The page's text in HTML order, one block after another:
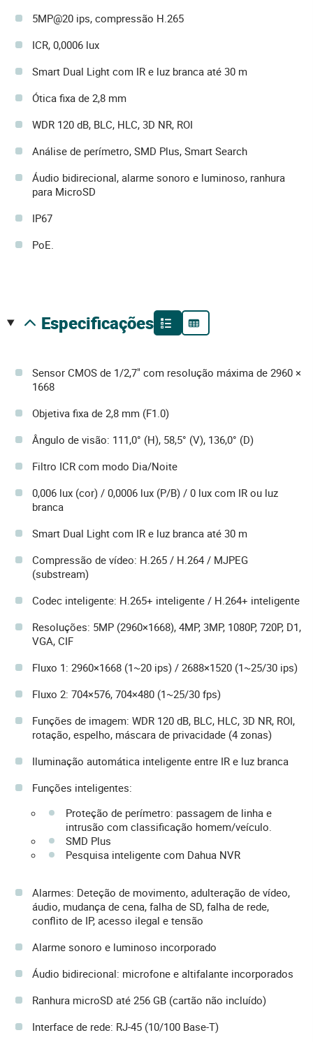
5MP@20 ips, compressão H.265
ICR, 0,0006 lux
Smart Dual Light com IR e luz branca até 30 m
Ótica fixa de 2,8 mm
WDR 120 dB, BLC, HLC, 3D NR, ROI
Análise de perímetro, SMD Plus, Smart Search
Áudio bidirecional, alarme sonoro e luminoso, ranhura
para MicroSD
IP67
PoE.
especificações
Sensor CMOS de 1/2,7" com resolução máxima de 2960 ×
1668
Objetiva fixa de 2,8 mm (F1.0)
Ângulo de visão: 111,0° (H), 58,5° (V), 136,0° (D)
Filtro ICR com modo Dia/Noite
0,006 lux (cor) / 0,0006 lux (P/B) / 0 lux com IR ou luz
branca
Smart Dual Light com IR e luz branca até 30 m
Compressão de vídeo: H.265 / H.264 / MJPEG
(substream)
Codec inteligente: H.265+ inteligente / H.264+ inteligente
Resoluções: 5MP (2960×1668), 4MP, 3MP, 1080P, 720P, D1,
VGA, CIF
Fluxo 1: 2960×1668 (1~20 ips) / 2688×1520 (1~25/30 ips)
Fluxo 2: 704×576, 704×480 (1~25/30 fps)
Funções de imagem: WDR 120 dB, BLC, HLC, 3D NR, ROI,
rotação, espelho, máscara de privacidade (4 zonas)
Iluminação automática inteligente entre IR e luz branca
Funções inteligentes:
Proteção de perímetro: passagem de linha e
intrusão com classificação homem/veículo.
SMD Plus
Pesquisa inteligente com Dahua NVR
Alarmes: Deteção de movimento, adulteração de vídeo,
áudio, mudança de cena, falha de SD, falha de rede,
conflito de IP, acesso ilegal e tensão
Alarme sonoro e luminoso incorporado
Áudio bidirecional: microfone e altifalante incorporados
Ranhura microSD até 256 GB (cartão não incluído)
Interface de rede: RJ-45 (10/100 Base-T)